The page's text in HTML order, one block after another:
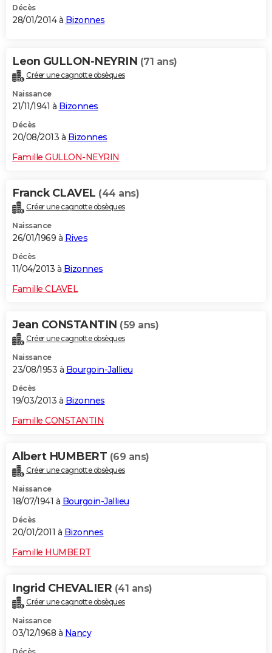
Décès
28/01/2014 à Bizonnes
Leon GULLON-NEYRIN (71 ans)
Créer une cagnotte obsèques
Naissance
21/11/1941 à Bizonnes
Décès
20/08/2013 à Bizonnes
Famille GULLON-NEYRIN
Franck CLAVEL (44 ans)
Créer une cagnotte obsèques
Naissance
26/01/1969 à Rives
Décès
11/04/2013 à Bizonnes
Famille CLAVEL
Jean CONSTANTIN (59 ans)
Créer une cagnotte obsèques
Naissance
23/08/1953 à Bourgoin-Jallieu
Décès
19/03/2013 à Bizonnes
Famille CONSTANTIN
Albert HUMBERT (69 ans)
Créer une cagnotte obsèques
Naissance
18/07/1941 à Bourgoin-Jallieu
Décès
20/01/2011 à Bizonnes
Famille HUMBERT
Ingrid CHEVALIER (41 ans)
Créer une cagnotte obsèques
Naissance
03/12/1968 à Nancy
Décès